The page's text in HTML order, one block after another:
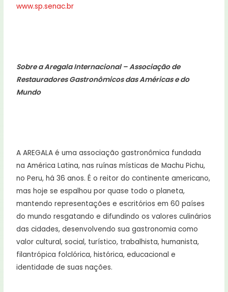
www.sp.senac.br
Sobre a Aregala Internacional – Associação de
Restauradores Gastronômicos das Américas e do
Mundo
A AREGALA é uma associação gastronômica fundada
na América Latina, nas ruínas místicas de Machu Pichu,
no Peru, há 36 anos. É o reitor do continente americano,
mas hoje se espalhou por quase todo o planeta,
mantendo representações e escritórios em 60 países
do mundo resgatando e difundindo os valores culinários
das cidades, desenvolvendo sua gastronomia como
valor cultural, social, turístico, trabalhista, humanista,
filantrópica folclórica, histórica, educacional e
identidade de suas nações.